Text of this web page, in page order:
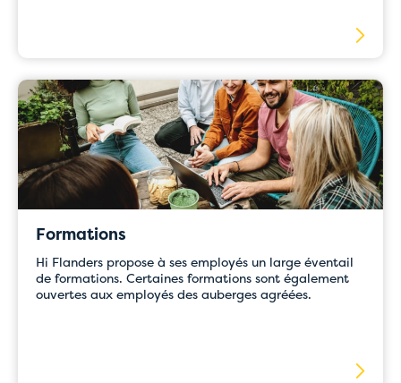
Formations
Hi Flanders propose à ses employés un large éventail
de formations. Certaines formations sont également
ouvertes aux employés des auberges agréées.
Problèmes
temporaires liés
aux paiements en
ligne